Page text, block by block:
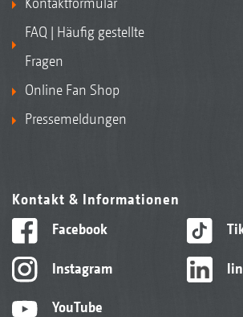
FAQ | Häufig gestellte
Fragen
Online Fan Shop
Pressemeldungen
Kontakt & Informationen
Facebook
Instagram
YouTube